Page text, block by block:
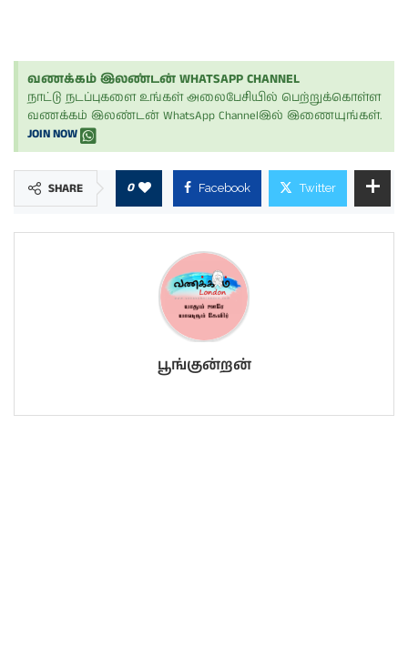
வணக்கம் இலண்டன் WHATSAPP CHANNEL
நாட்டு நடப்புகளை உங்கள் அலைபேசியில் பெற்றுக்கொள்ள
வணக்கம் இலண்டன் WhatsApp Channelஇல் இணையுங்கள்.
JOIN NOW
SHARE 0 Facebook Twitter
பூங்குன்றன்